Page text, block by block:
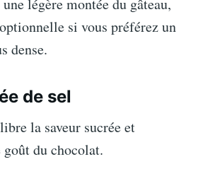
si vous préférez un
dense.
de sel
la saveur sucrée et
goût du chocolat.